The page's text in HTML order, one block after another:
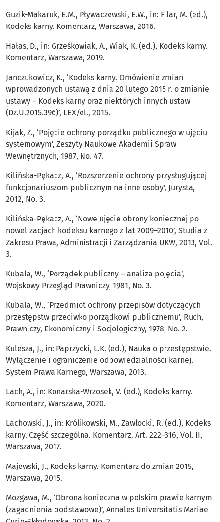
Guzik-Makaruk, E.M., Pływaczewski, E.W., in: Filar, M. (ed.),
Kodeks karny. Komentarz, Warszawa, 2016.
Hałas, D., in: Grześkowiak, A., Wiak, K. (ed.), Kodeks karny.
Komentarz, Warszawa, 2019.
Janczukowicz, K., ‘Kodeks karny. Omówienie zmian
wprowadzonych ustawą z dnia 20 lutego 2015 r. o zmianie
ustawy – Kodeks karny oraz niektórych innych ustaw
(Dz.U.2015.396)’, LEX/el., 2015.
Kijak, Z., ‘Pojęcie ochrony porządku publicznego w ujęciu
systemowym’, Zeszyty Naukowe Akademii Spraw
Wewnętrznych, 1987, No. 47.
Kilińska-Pękacz, A., ‘Rozszerzenie ochrony przysługującej
funkcjonariuszom publicznym na inne osoby’, Jurysta,
2012, No. 3.
Kilińska-Pękacz, A., ‘Nowe ujęcie obrony koniecznej po
nowelizacjach kodeksu karnego z lat 2009–2010’, Studia z
Zakresu Prawa, Administracji i Zarządzania UKW, 2013, Vol.
3.
Kubala, W., ‘Porządek publiczny – analiza pojęcia’,
Wojskowy Przegląd Prawniczy, 1981, No. 3.
Kubala, W., ‘Przedmiot ochrony przepisów dotyczących
przestępstw przeciwko porządkowi publicznemu’, Ruch,
Prawniczy, Ekonomiczny i Socjologiczny, 1978, No. 2.
Kulesza, J., in: Paprzycki, L.K. (ed.), Nauka o przestępstwie.
Wyłączenie i ograniczenie odpowiedzialności karnej.
System Prawa Karnego, Warszawa, 2013.
Lach, A., in: Konarska-Wrzosek, V. (ed.), Kodeks karny.
Komentarz, Warszawa, 2020.
Lachowski, J., in: Królikowski, M., Zawłocki, R. (ed.), Kodeks
karny. Część szczególna. Komentarz. Art. 222–316, Vol. II,
Warszawa, 2017.
Majewski, J., Kodeks karny. Komentarz do zmian 2015,
Warszawa, 2015.
Mozgawa, M., ‘Obrona konieczna w polskim prawie karnym
(zagadnienia podstawowe)’, Annales Universitatis Mariae